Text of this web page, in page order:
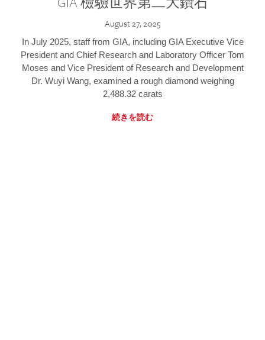
August 27, 2025
In July 2025, staff from GIA, including GIA Executive Vice
President and Chief Research and Laboratory Officer Tom
Moses and Vice President of Research and Development
Dr. Wuyi Wang, examined a rough diamond weighing
2,488.32 carats
続きを読む